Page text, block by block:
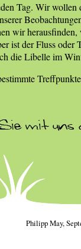
Tag. Wir wollen
wir herausfinden,
ist der Fluss oder
die Libelle im
Philipp May,